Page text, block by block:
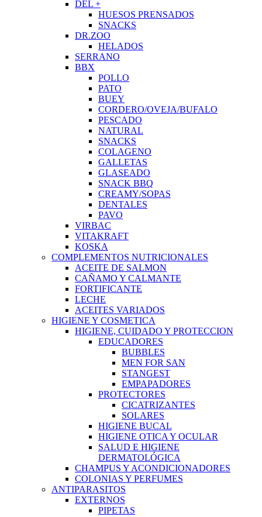
DEL +
HUESOS PRENSADOS
SNACKS
DR.ZOO
HELADOS
SERRANO
BBX
POLLO
PATO
BUEY
CORDERO/OVEJA/BUFALO
PESCADO
NATURAL
SNACKS
COLAGENO
GALLETAS
GLASEADO
SNACK BBQ
CREAMY/SOPAS
DENTALES
PAVO
VIRBAC
VITAKRAFT
KOSKA
COMPLEMENTOS NUTRICIONALES
ACEITE DE SALMON
CAÑAMO Y CALMANTE
FORTIFICANTE
LECHE
ACEITES VARIADOS
HIGIENE Y COSMETICA
HIGIENE, CUIDADO Y PROTECCION
EDUCADORES
BUBBLES
MEN FOR SAN
STANGEST
EMPAPADORES
PROTECTORES
CICATRIZANTES
SOLARES
HIGIENE BUCAL
HIGIENE OTICA Y OCULAR
SALUD E HIGIENE
DERMATOLÓGICA
CHAMPUS Y ACONDICIONADORES
COLONIAS Y PERFUMES
ANTIPARASITOS
EXTERNOS
PIPETAS